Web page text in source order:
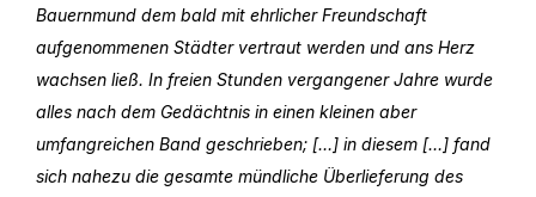
Bauernmund dem bald mit ehrlicher Freundschaft
aufgenommenen Städter vertraut werden und ans Herz
wachsen ließ. In freien Stunden vergangener Jahre wurde
alles nach dem Gedächtnis in einen kleinen aber
umfangreichen Band geschrieben; […] in diesem […] fand
sich nahezu die gesamte mündliche Überlieferung des